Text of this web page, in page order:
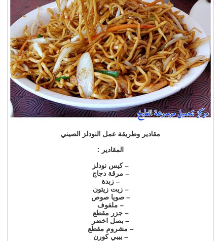
مقادير وطريقة عمل النودلز الصيني
المقادير :
– كيس نودلز
– مرقة دجاج
– زبدة
– زيت زيتون
– صويا صوص
– ملفوف
– جزر مقطع
– بصل اخضر
– مشروم مقطع
– بيبي كورن